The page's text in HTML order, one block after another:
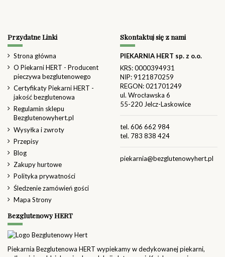
Przydatne Linki
Strona główna
O Piekarni HERT - Producent
pieczywa bezglutenowego
Certyfikaty Piekarni HERT -
jakość bezglutenowa
Regulamin sklepu
Bezglutenowyhert.pl
Wysyłka i zwroty
Przepisy
Blog
Zakupy hurtowe
Polityka prywatności
Śledzenie zamówień gości
Mapa Strony
Skontaktuj się z nami
PIEKARNIA HERT sp. z o.o.
KRS: 0000394931
NIP: 9121870259
REGON: 021701249
ul. Wrocławska 6
55-220 Jelcz-Laskowice
tel. 606 662 984
tel. 783 838 424
piekarnia@bezglutenowyhert.pl
Bezglutenowy HERT
Piekarnia Bezglutenowa HERT wypiekamy w dedykowanej piekarni,